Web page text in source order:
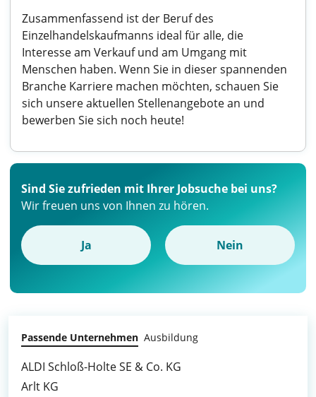
Zusammenfassend ist der Beruf des
Einzelhandelskaufmanns ideal für alle, die
Interesse am Verkauf und am Umgang mit
Menschen haben. Wenn Sie in dieser spannenden
Branche Karriere machen möchten, schauen Sie
sich unsere aktuellen Stellenangebote an und
bewerben Sie sich noch heute!
Sind Sie zufrieden mit Ihrer Jobsuche bei uns?
Wir freuen uns von Ihnen zu hören.
Ja Nein
Passende Unternehmen Ausbildung
ALDI Schloß-Holte SE & Co. KG
Arlt KG